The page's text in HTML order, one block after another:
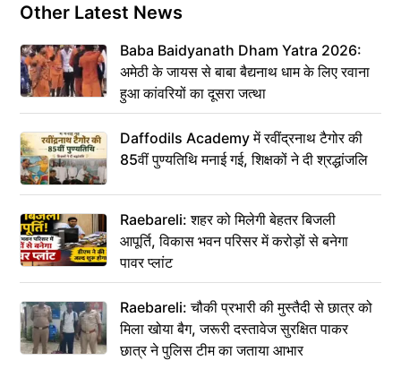
Other Latest News
Baba Baidyanath Dham Yatra 2026:
अमेठी के जायस से बाबा बैद्यनाथ धाम के लिए रवाना
हुआ कांवरियों का दूसरा जत्था
Daffodils Academy में रवींद्रनाथ टैगोर की
85वीं पुण्यतिथि मनाई गई, शिक्षकों ने दी श्रद्धांजलि
Raebareli: शहर को मिलेगी बेहतर बिजली
आपूर्ति, विकास भवन परिसर में करोड़ों से बनेगा
पावर प्लांट
Raebareli: चौकी प्रभारी की मुस्तैदी से छात्र को
मिला खोया बैग, जरूरी दस्तावेज सुरक्षित पाकर
छात्र ने पुलिस टीम का जताया आभार